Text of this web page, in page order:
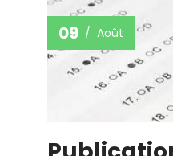
09 Août